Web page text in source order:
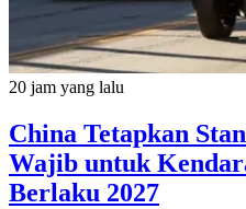
20 jam yang lalu
China Tetapkan
Wajib untuk
Berlaku 2027